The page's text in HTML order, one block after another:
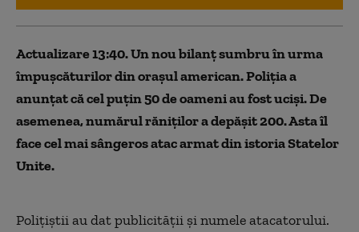
Actualizare 13:40. Un nou bilanț sumbru în urma
împușcăturilor din orașul american. Poliția a
anunțat că cel puțin 50 de oameni au fost uciși. De
asemenea, numărul răniților a depășit 200. Asta îl
face cel mai sângeros atac armat din istoria Statelor
Unite.
Polițiștii au dat publicității și numele atacatorului.